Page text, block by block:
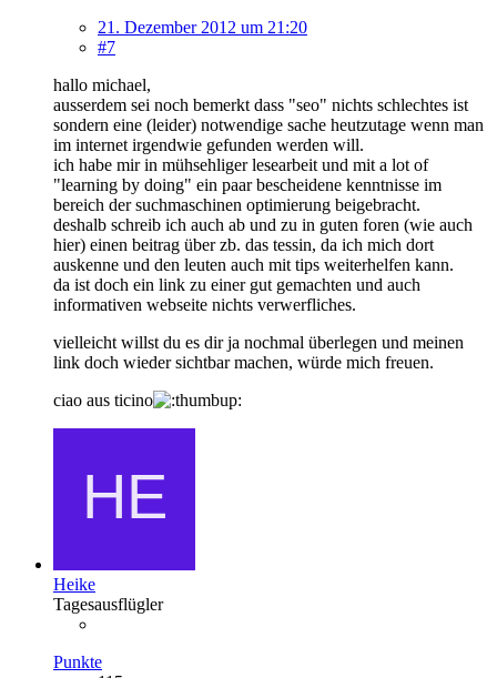
21. Dezember 2012 um 21:20
#7
hallo michael,
ausserdem sei noch bemerkt dass "seo" nichts schlechtes ist
sondern eine (leider) notwendige sache heutzutage wenn man
im internet irgendwie gefunden werden will.
ich habe mir in mühsehliger lesearbeit und mit a lot of
"learning by doing" ein paar bescheidene kenntnisse im
bereich der suchmaschinen optimierung beigebracht.
deshalb schreib ich auch ab und zu in guten foren (wie auch
hier) einen beitrag über zb. das tessin, da ich mich dort
auskenne und den leuten auch mit tips weiterhelfen kann.
da ist doch ein link zu einer gut gemachten und auch
informativen webseite nichts verwerfliches.
vielleicht willst du es dir ja nochmal überlegen und meinen
link doch wieder sichtbar machen, würde mich freuen.
ciao aus ticino
Heike
Tagesausflügler
Punkte